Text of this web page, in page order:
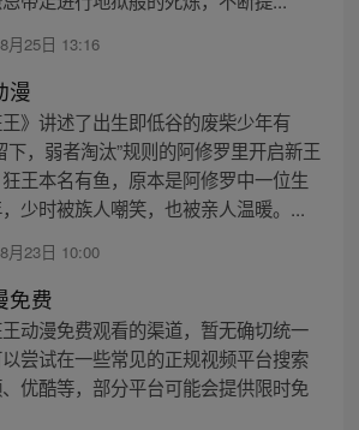
月25日 13:16
漫
》讲述了出生即低谷的废柴少年有
下，弱者淘汰”规则的阿修罗里开启新王
王本名有鱼，原本是阿修罗中一位生
少时被族人嘲笑，也被亲人温暖。...
月23日 10:00
免费
动漫免费观看的渠道，暂无确切统一
尝试在一些常见的正规视频平台搜索
优酷等，部分平台可能会提供限时免